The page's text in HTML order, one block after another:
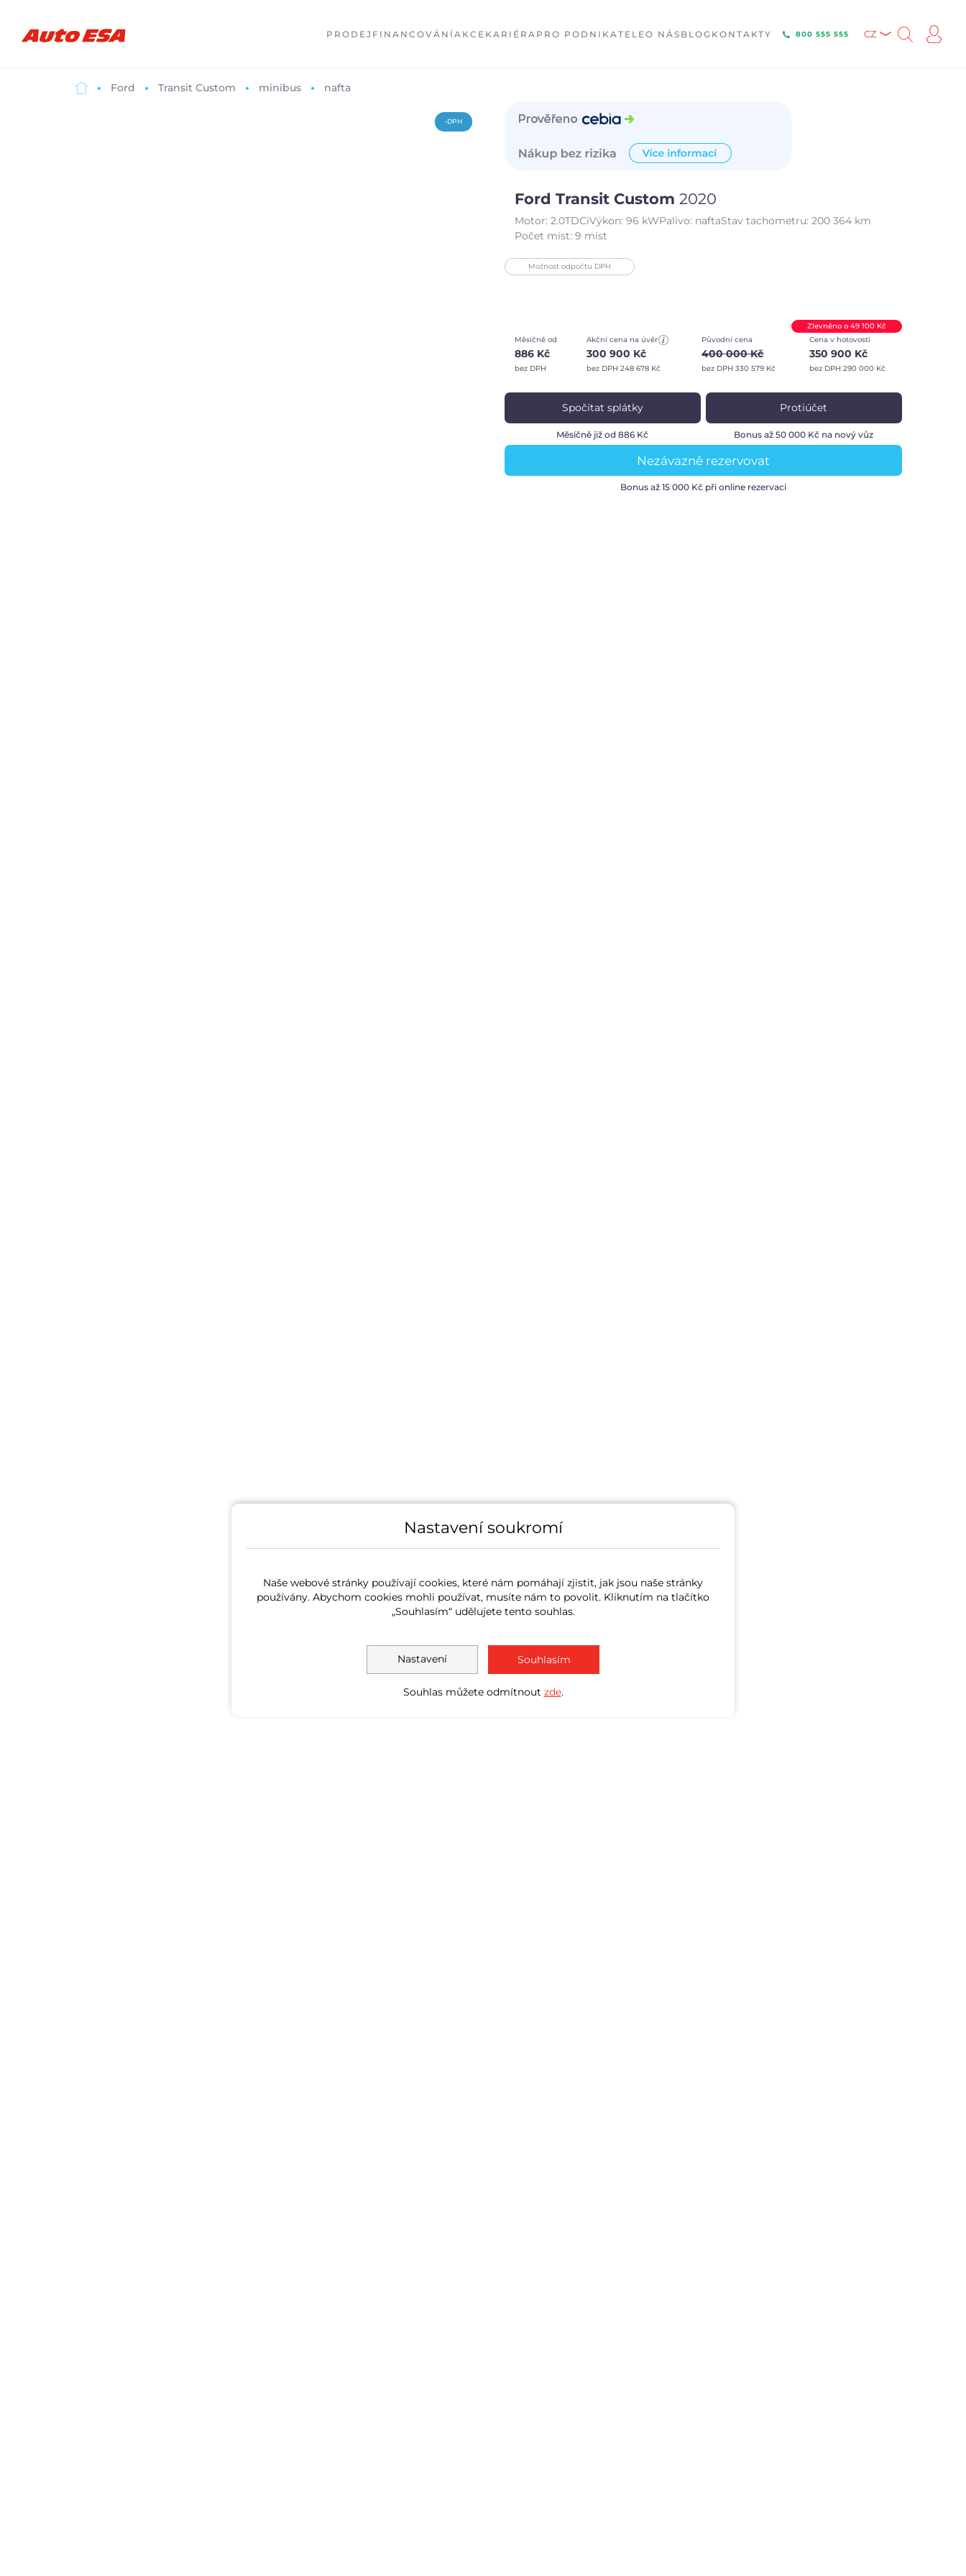
PRODEJ FINANCOVÁNÍAKCE KARIÉRA PRO PODNIKATELE O NÁS BLOG KONTAKTY 800 555 555 CZ
Ford Transit Custom minibus nafta
-DPH
Ford Transit Custom2020
Motor: 2.0TDCiVýkon: 96 kWPalivo: naftaStav tachometru: 200 364 km
Počet míst: 9 míst
Možnost odpočtu DPH
Měsíčně od
886 Kč
bez DPH
Akční cena na úvěr
300 900 Kč
bez DPH 248 678 Kč
Původní cena
400 000 Kč
bez DPH 330 579 Kč
Zlevněno o 49 100 Kč
Cena v hotovosti
350 900 Kč
bez DPH 290 000 Kč
Spočítat splátky
Měsíčně již od 886 Kč
Protiúčet
Bonus až 50 000 Kč na nový vůz
Nezávazně rezervovat
Bonus až 15 000 Kčpři online rezervaci
Nastavení soukromí
Naše webové stránky používají cookies, které nám pomáhají zjistit, jak jsou naše stránky
používány. Abychom cookies mohli používat, musíte nám to povolit. Kliknutím na tlačítko
„Souhlasím“ udělujete tento souhlas.
Nastavení Souhlasím
Souhlas můžete odmítnout zde.